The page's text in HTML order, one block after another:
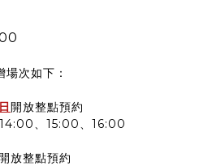
次如下：
開放整點預約
、15:00、16:00
放整點預約